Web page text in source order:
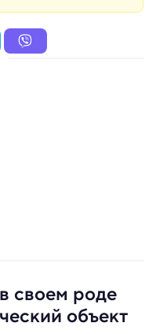
своем роде
объект